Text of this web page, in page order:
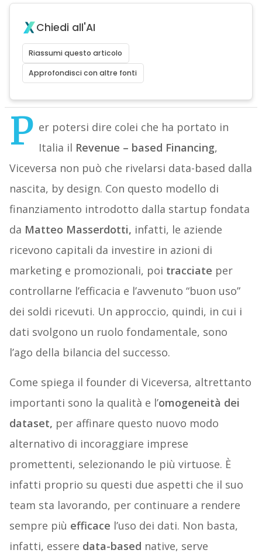
Chiedi all'AI
Riassumi questo articolo
Approfondisci con altre fonti
P er potersi dire colei che ha portato in
Italia il Revenue – based Financing,
Viceversa non può che rivelarsi data-based dalla
nascita, by design. Con questo modello di
finanziamento introdotto dalla startup fondata
da Matteo Masserdotti, infatti, le aziende
ricevono capitali da investire in azioni di
marketing e promozionali, poi tracciate per
controllarne l’efficacia e l’avvenuto “buon uso”
dei soldi ricevuti. Un approccio, quindi, in cui i
dati svolgono un ruolo fondamentale, sono
l’ago della bilancia del successo.
Come spiega il founder di Viceversa, altrettanto
importanti sono la qualità e l’omogeneità dei
dataset, per affinare questo nuovo modo
alternativo di incoraggiare imprese
promettenti, selezionando le più virtuose. È
infatti proprio su questi due aspetti che il suo
team sta lavorando, per continuare a rendere
sempre più efficace l’uso dei dati. Non basta,
infatti, essere data-based native, serve